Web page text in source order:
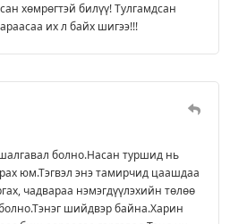
хөмрөгтэй билүү! Тулгамдсан
их л байх шигээ!!!
болно.Насан туршид нь
юм.Тэгвэл энэ тамирчид цаашдаа
чадвараа нэмэгдүүлэхийн төлөө
шийдвэр байна.Харин